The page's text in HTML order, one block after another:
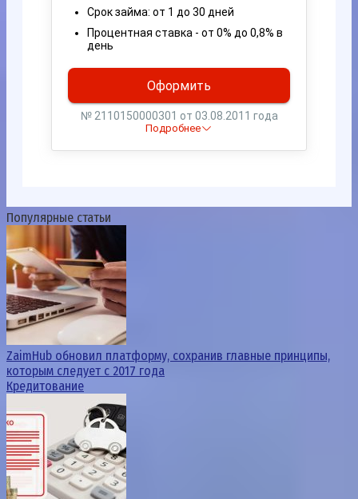
Популярные статьи
ZaimHub обновил платформу, сохранив главные принципы,
которым следует с 2017 года
Кредитование